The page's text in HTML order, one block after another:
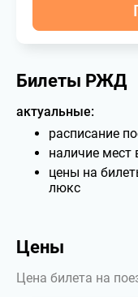
Билеты РЖД
актуальные:
расписание
наличие мест
цены на
люкс
Цены
Цена билета на